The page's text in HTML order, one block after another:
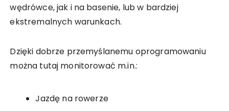
wędrówce, jak i na basenie, lub w bardziej
ekstremalnych warunkach.
Dzięki dobrze przemyślanemu oprogramowaniu
można tutaj monitorować m.in.:
Jazdę na rowerze